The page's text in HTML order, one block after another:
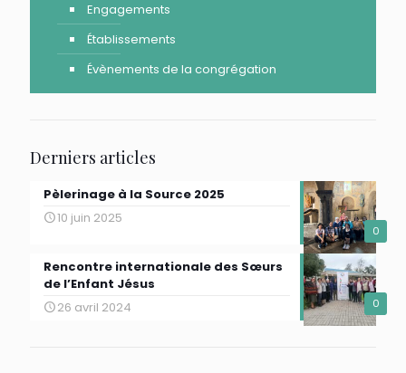
Engagements
Établissements
Évènements de la congrégation
Derniers articles
0
Pèlerinage à la Source 2025
10 juin 2025
0
Rencontre internationale des Sœurs
de l’Enfant Jésus
26 avril 2024